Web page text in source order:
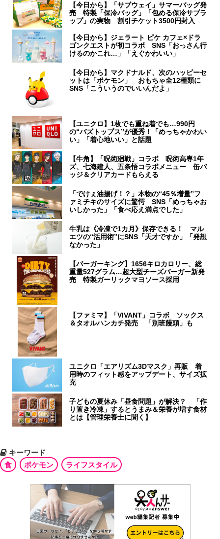
【今日から】「サブウェイ」サマーバッグ発
売 特製「保冷バッグ」「包める保冷サブラ
ップ」の実物 割引チケット3500円封入
【今日から】ジェラート ピケ カフェ×ドラ
ゴンクエストが初コラボ SNS「おっさん行
けるのかこれ…」「えぐかわいい」
【今日から】マクドナルド、次のハッピーセ
ットは「ポケモン」 おもちゃ全12種類に
SNS「こういうのでいいんだよ」
【ユニクロ】1枚でも重ね着でも…990円
の“バズトップス”が優秀！「めっちゃかわい
い」「着心地いい」と話題
【牛角】「呪術廻戦」コラボ 呪術高専1年
ズ、七海建人、五条悟コラボメニュー 缶バ
ッジ＆クリアカードもらえる
「でけぇ油揚げ！？」本物の“45％増量”フ
ァミチキのサイズに驚愕 SNS「めっちゃお
いしかった」「食べ応え満点でした」
牛乳は《冷凍で1カ月》保存できる！ マル
エツの“活用術”にSNS「天才ですか」「発想
なかった」
【バーガーキング】1656キロカロリー、総
重量527グラム…超大型チーズバーガー新発
売 特製ガーリックマヨソース採用
【ファミマ】「VIVANT」コラボ ソックス
＆タオルハンカチ発売 「別班饅頭」も
ユニクロ「エアリズム3Dマスク」再販 着
用時のフィット感をアップデート、サイズ拡
充
子どもの夏休み「昼食問題」が解決？ 「作
り置き冷凍」するとうまみ＆栄養が増す食材
とは【管理栄養士に聞く】
キーワード
食
ポケモン ライフスタイル